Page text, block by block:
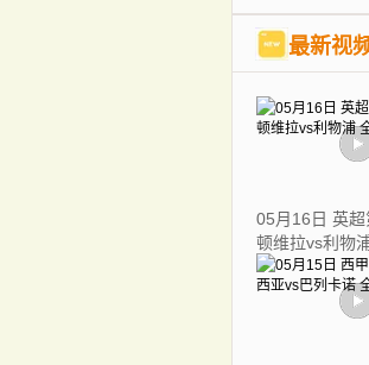
最新视
05月16日 英
顿维拉vs利物